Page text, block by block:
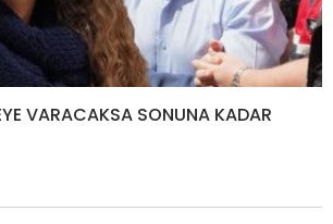
VARACAKSA SONUNA KADAR